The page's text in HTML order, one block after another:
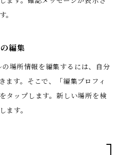
編集
場所情報を編集するには、自分
ます。そこで、「編集プロフィ
タップします。新しい場所を検
ます。